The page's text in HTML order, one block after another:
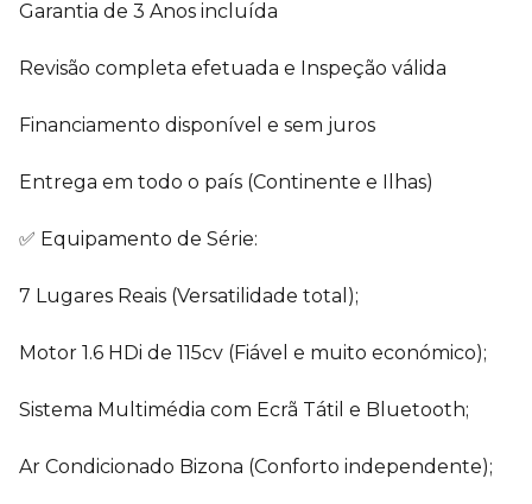
Garantia de 3 Anos incluída
Revisão completa efetuada e Inspeção válida
Financiamento disponível e sem juros
Entrega em todo o país (Continente e Ilhas)
✅ Equipamento de Série:
7 Lugares Reais (Versatilidade total);
Motor 1.6 HDi de 115cv (Fiável e muito económico);
Sistema Multimédia com Ecrã Tátil e Bluetooth;
Ar Condicionado Bizona (Conforto independente);